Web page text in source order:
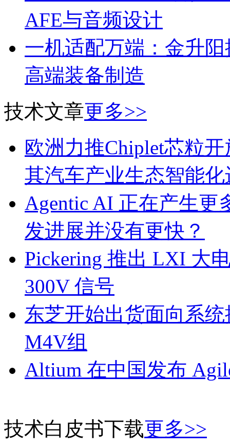
AFE与音频设计
一机适配万端：金升
高端装备制造
技术文章更多>>
欧洲力推Chiplet芯粒
其汽车产业生态智能化
Agentic AI 正在产生更
发进展并没有更快？
Pickering 推出 LXI 大
300V 信号
东芝开始出货面向系
M4V组
Altium 在中国发布
技术白皮书下载更多>>